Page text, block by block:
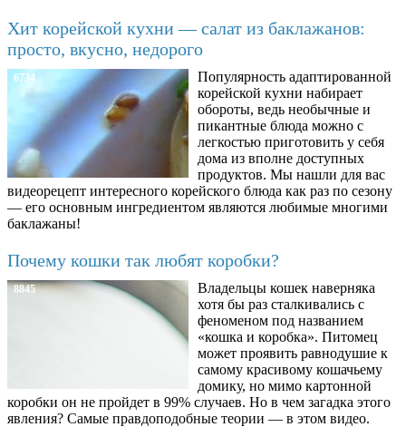
Хит корейской кухни — салат из баклажанов:
просто, вкусно, недорого
6734
Популярность адаптированной
корейской кухни набирает
обороты, ведь необычные и
пикантные блюда можно с
легкостью приготовить у себя
дома из вполне доступных
продуктов. Мы нашли для вас
видеорецепт интересного корейского блюда как раз по сезону
— его основным ингредиентом являются любимые многими
баклажаны!
Почему кошки так любят коробки?
8845
Владельцы кошек наверняка
хотя бы раз сталкивались с
феноменом под названием
«кошка и коробка». Питомец
может проявить равнодушие к
самому красивому кошачьему
домику, но мимо картонной
коробки он не пройдет в 99% случаев. Но в чем загадка этого
явления? Самые правдоподобные теории — в этом видео.